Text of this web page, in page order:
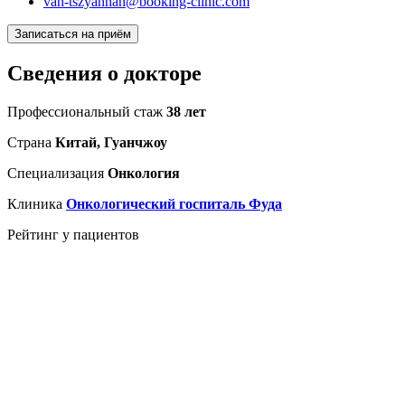
Записаться на приём
Сведения о докторе
Профессиональный стаж 38 лет
Страна Китай, Гуанчжоу
Специализация Онкология
Клиника Онкологический госпиталь Фуда
Рейтинг у пациентов